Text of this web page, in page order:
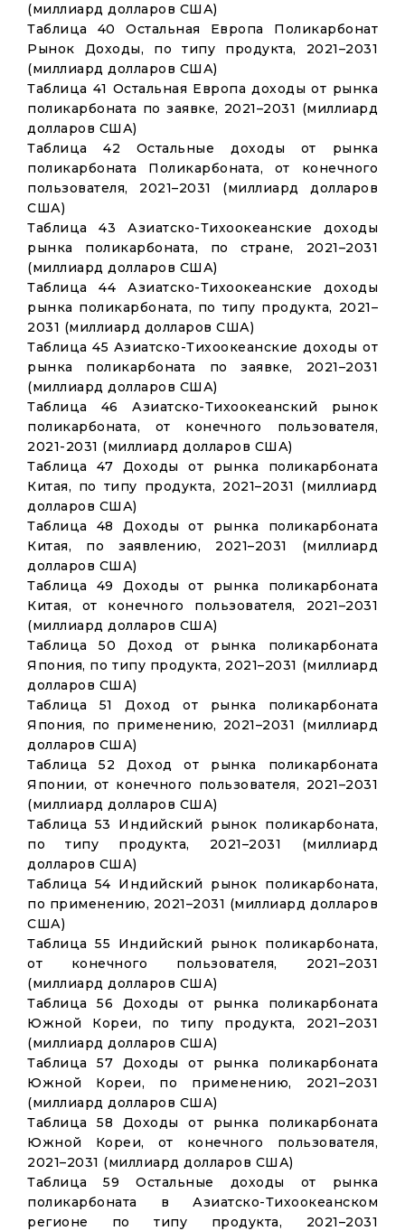
(миллиард долларов США)
Таблица 40 Остальная Европа Поликарбонат
Рынок Доходы, по типу продукта, 2021–2031
(миллиард долларов США)
Таблица 41 Остальная Европа доходы от рынка
поликарбоната по заявке, 2021–2031 (миллиард
долларов США)
Таблица 42 Остальные доходы от рынка
поликарбоната Поликарбоната, от конечного
пользователя, 2021–2031 (миллиард долларов
США)
Таблица 43 Азиатско-Тихоокеанские доходы
рынка поликарбоната, по стране, 2021–2031
(миллиард долларов США)
Таблица 44 Азиатско-Тихоокеанские доходы
рынка поликарбоната, по типу продукта, 2021–
2031 (миллиард долларов США)
Таблица 45 Азиатско-Тихоокеанские доходы от
рынка поликарбоната по заявке, 2021–2031
(миллиард долларов США)
Таблица 46 Азиатско-Тихоокеанский рынок
поликарбоната, от конечного пользователя,
2021-2031 (миллиард долларов США)
Таблица 47 Доходы от рынка поликарбоната
Китая, по типу продукта, 2021–2031 (миллиард
долларов США)
Таблица 48 Доходы от рынка поликарбоната
Китая, по заявлению, 2021–2031 (миллиард
долларов США)
Таблица 49 Доходы от рынка поликарбоната
Китая, от конечного пользователя, 2021–2031
(миллиард долларов США)
Таблица 50 Доход от рынка поликарбоната
Япония, по типу продукта, 2021–2031 (миллиард
долларов США)
Таблица 51 Доход от рынка поликарбоната
Япония, по применению, 2021–2031 (миллиард
долларов США)
Таблица 52 Доход от рынка поликарбоната
Японии, от конечного пользователя, 2021–2031
(миллиард долларов США)
Таблица 53 Индийский рынок поликарбоната,
по типу продукта, 2021–2031 (миллиард
долларов США)
Таблица 54 Индийский рынок поликарбоната,
по применению, 2021–2031 (миллиард долларов
США)
Таблица 55 Индийский рынок поликарбоната,
от конечного пользователя, 2021–2031
(миллиард долларов США)
Таблица 56 Доходы от рынка поликарбоната
Южной Кореи, по типу продукта, 2021–2031
(миллиард долларов США)
Таблица 57 Доходы от рынка поликарбоната
Южной Кореи, по применению, 2021–2031
(миллиард долларов США)
Таблица 58 Доходы от рынка поликарбоната
Южной Кореи, от конечного пользователя,
2021–2031 (миллиард долларов США)
Таблица 59 Остальные доходы от рынка
поликарбоната в Азиатско-Тихоокеанском
регионе по типу продукта, 2021–2031